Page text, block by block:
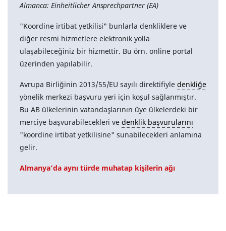
Almanca: Einheitlicher Ansprechpartner (EA)
"Koordine irtibat yetkilisi" bunlarla denkliklere ve
diğer resmi hizmetlere elektronik yolla
ulaşabileceğiniz bir hizmettir. Bu örn. online portal
üzerinden yapılabilir.
Avrupa Birliğinin 2013/55/EU sayılı direktifiyledenkliğe
yönelik merkezi başvuru yeri için koşul sağlanmıştır.
Bu AB ülkelerinin vatandaşlarının üye ülkelerdeki bir
merciye başvurabilecekleri vedenklik başvurularını
"koordine irtibat yetkilisine" sunabilecekleri anlamına
gelir.
Almanya’da aynı türde muhatap kişilerin ağı